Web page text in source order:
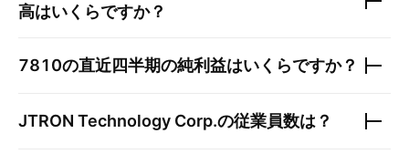
高はいくらですか？
7810の直近四半期の純利益はいくらですか？
JTRON Technology Corp.の従業員数は？